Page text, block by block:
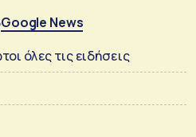
Google News
όλες τις ειδήσεις